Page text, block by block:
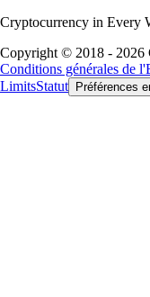
Cryptocurrency in Every
Copyright © 2018 - 2026
Conditions générales de
LimitsStatut Préférences